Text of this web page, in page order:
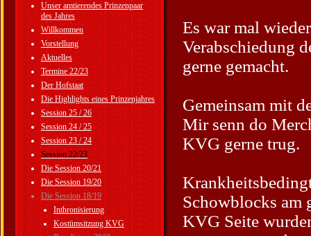
Unser amtierendes Prinzenpaar
des Jahres
Willkommen
Vorstellung
Aktuelles
Termine 22/23
Der Hofstaat
Die Highlights eines Prinzenjahres
Session 25 / 26
Session 24 / 25
Session 23 / 24
Session 22/23
Die Session 20/21
Die Session 19/20
Die Session 18/19
Inthronisierung
Kostümsitzung KVG
Es war mal
Verabschiedung
gerne gemacht.
Gemeinsam mit
Mir senn do
KVG gerne trug.
Schowblocks am
KVG Seite